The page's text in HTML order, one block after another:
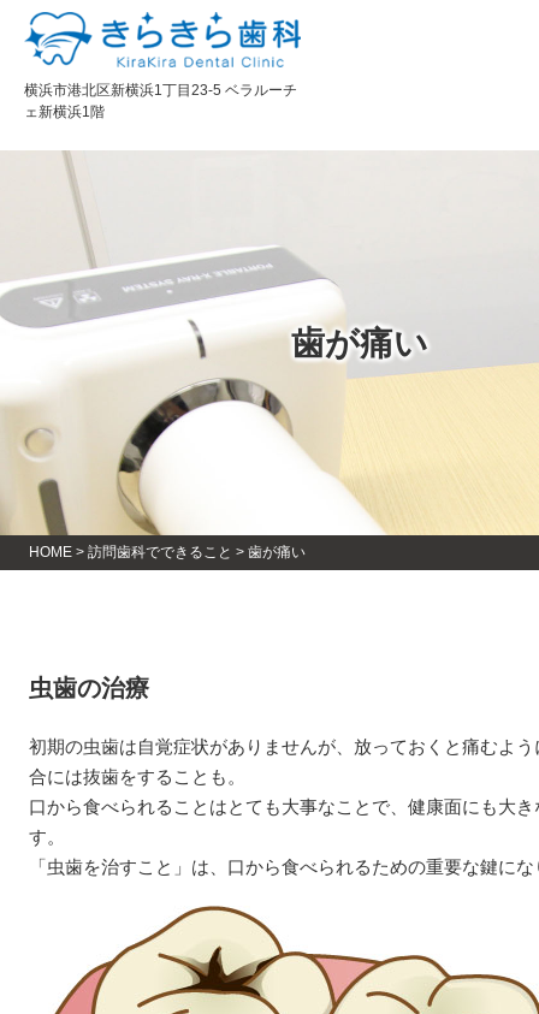
横浜市港北区新横浜1丁目23-5 ベラルーチ
ェ新横浜1階
歯が痛い
HOME> 訪問歯科でできること > 歯が痛い
虫歯の治療
初期の虫歯は自覚症状がありませんが、放っておくと痛むよ
合には抜歯をすることも。
口から食べられることはとても大事なことで、健康面にも大
す。
「虫歯を治すこと」は、口から食べられるための重要な鍵に